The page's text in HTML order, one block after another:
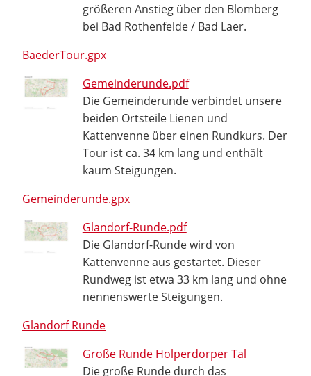
größeren Anstieg über den Blomberg
bei Bad Rothenfelde / Bad Laer.
BaederTour.gpx
Gemeinderunde.pdf
Die Gemeinderunde verbindet unsere
beiden Ortsteile Lienen und
Kattenvenne über einen Rundkurs. Der
Tour ist ca. 34 km lang und enthält
kaum Steigungen.
Gemeinderunde.gpx
Glandorf-Runde.pdf
Die Glandorf-Runde wird von
Kattenvenne aus gestartet. Dieser
Rundweg ist etwa 33 km lang und ohne
nennenswerte Steigungen.
Glandorf Runde
Große Runde Holperdorper Tal
Die große Runde durch das